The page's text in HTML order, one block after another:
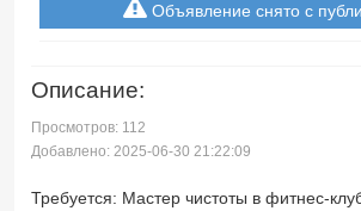
Объявление снято с
Описание:
Просмотров: 112
Добавлено: 2025-06-30 21:22:09
Требуется: Мастер чистоты в фитнес-